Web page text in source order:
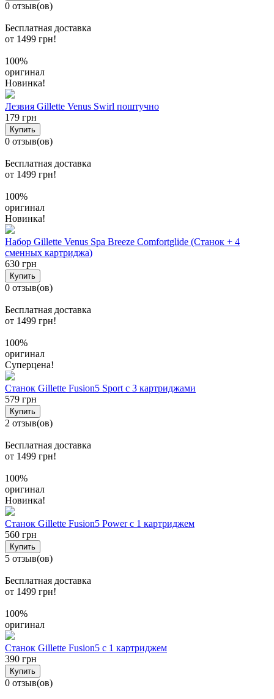
0 отзыв(ов)
Бесплатная доставка
от 1499 грн!
100%
оригинал
Новинка!
Лезвия Gillette Venus Swirl поштучно
179 грн
Купить
0 отзыв(ов)
Бесплатная доставка
от 1499 грн!
100%
оригинал
Новинка!
Набор Gillette Venus Spa Breeze Comfortglide (Станок + 4
сменных картриджа)
630 грн
Купить
0 отзыв(ов)
Бесплатная доставка
от 1499 грн!
100%
оригинал
Суперцена!
Станок Gillette Fusion5 Sport с 3 картриджами
579 грн
Купить
2 отзыв(ов)
Бесплатная доставка
от 1499 грн!
100%
оригинал
Новинка!
Станок Gillette Fusion5 Power с 1 картриджем
560 грн
Купить
5 отзыв(ов)
Бесплатная доставка
от 1499 грн!
100%
оригинал
Станок Gillette Fusion5 c 1 картриджем
390 грн
Купить
0 отзыв(ов)